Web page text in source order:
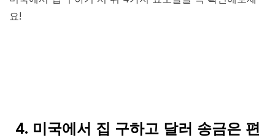
요!
4. 미국에서 집 구하고 달러 송금은 편